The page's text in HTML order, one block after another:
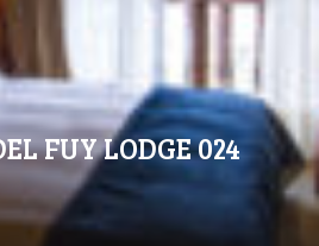
FUY LODGE 024